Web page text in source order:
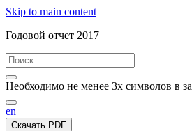
Skip to main content
Годовой отчет 2017
Необходимо не менее 3х символов в
en
Скачать PDF